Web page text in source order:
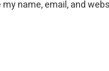
my name, email, and